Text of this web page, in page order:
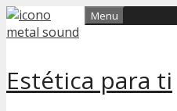
Skip
to
Estética para ti
Menu